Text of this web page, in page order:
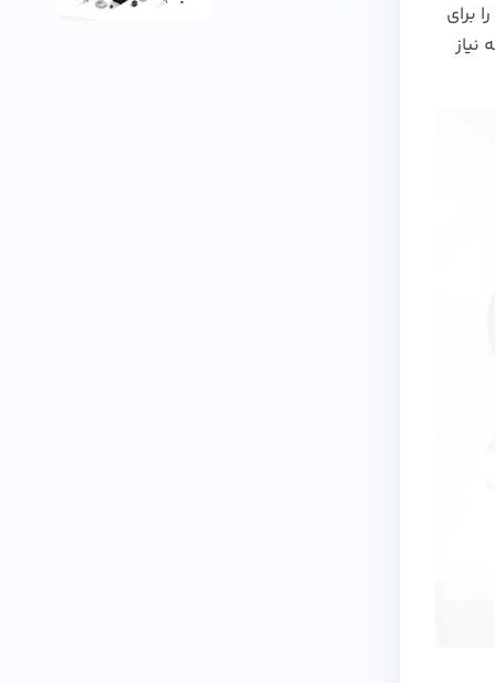
را برای